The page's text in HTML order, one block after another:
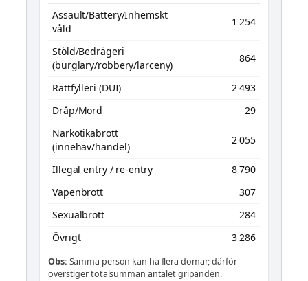
Assault/Battery/Inhemskt
våld
1 254
Stöld/Bedrägeri
(burglary/robbery/larceny)
864
Rattfylleri (DUI)
2 493
Dråp/Mord
29
Narkotikabrott
(innehav/handel)
2 055
Illegal entry / re-entry
8 790
Vapenbrott
307
Sexualbrott
284
Övrigt
3 286
Obs: Samma person kan ha flera domar; därför
överstiger totalsumman antalet gripanden.